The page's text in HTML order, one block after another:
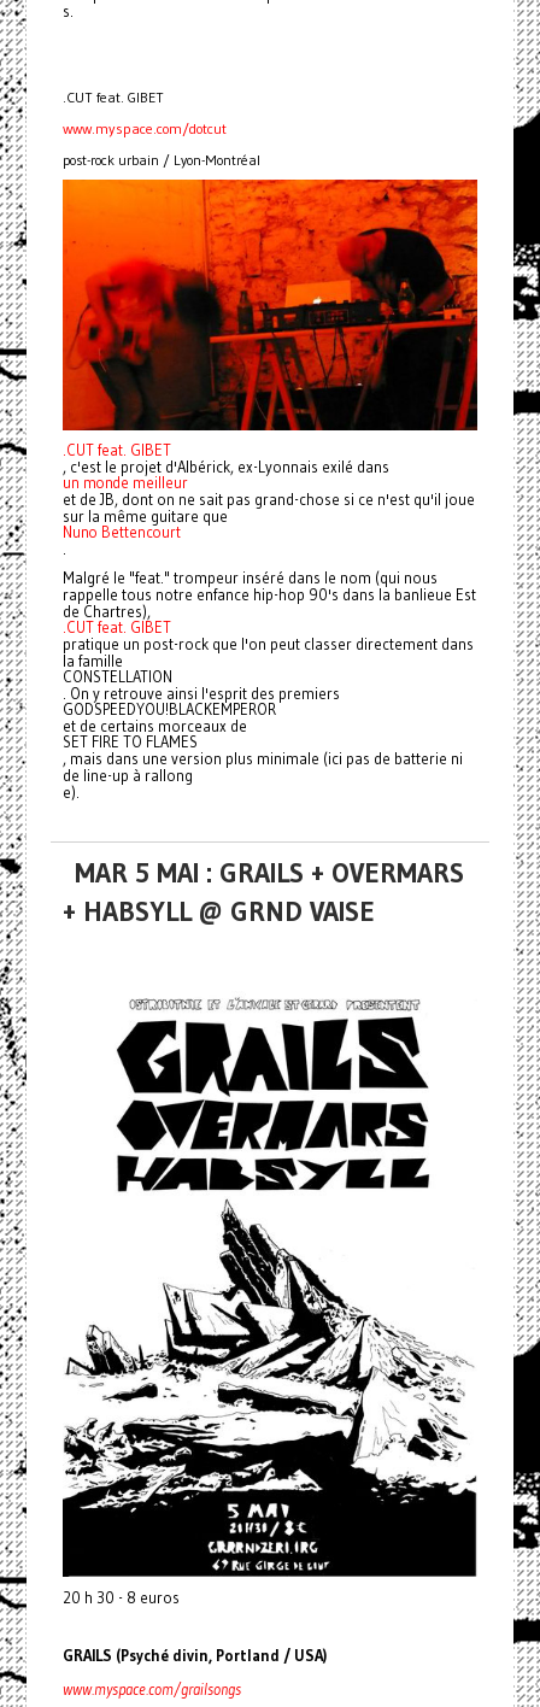
s.
.CUT feat. GIBET
www.myspace.com/dotcut
post-rock urbain / Lyon-Montréal
.CUT feat. GIBET
, c'est le projet d'Albérick, ex-Lyonnais exilé dans
un monde meilleur
et de JB, dont on ne sait pas grand-chose si ce n'est qu'il joue
sur la même guitare que
Nuno Bettencourt
Malgré le "feat." trompeur inséré dans le nom (qui nous
rappelle tous notre enfance hip-hop 90's dans la banlieue Est
de Chartres),
.CUT feat. GIBET
pratique un post-rock que l'on peut classer directement dans
la famille
CONSTELLATION
. On y retrouve ainsi l'esprit des premiers
GODSPEEDYOU!BLACKEMPEROR
et de certains morceaux de
SET FIRE TO FLAMES
, mais dans une version plus minimale (ici pas de batterie ni
de line-up à rallong
e).
MAR 5 MAI : GRAILS + OVERMARS
+ HABSYLL @ GRND VAISE
20 h 30 - 8 euros
GRAILS (Psyché divin, Portland / USA)
www.myspace.com/grailsongs